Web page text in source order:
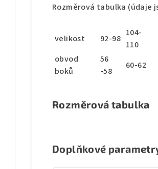
Rozměrová tabulka (údaje
velikost 92-98
104-
110
obvod
boků
56
-58
60-62
Rozměrová tabulka
Doplňkové